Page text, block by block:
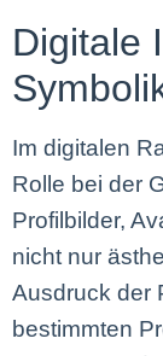
Digitale
Im digitalen
Rolle bei der
Profilbilder,
nicht nur
Ausdruck der
bestimmten